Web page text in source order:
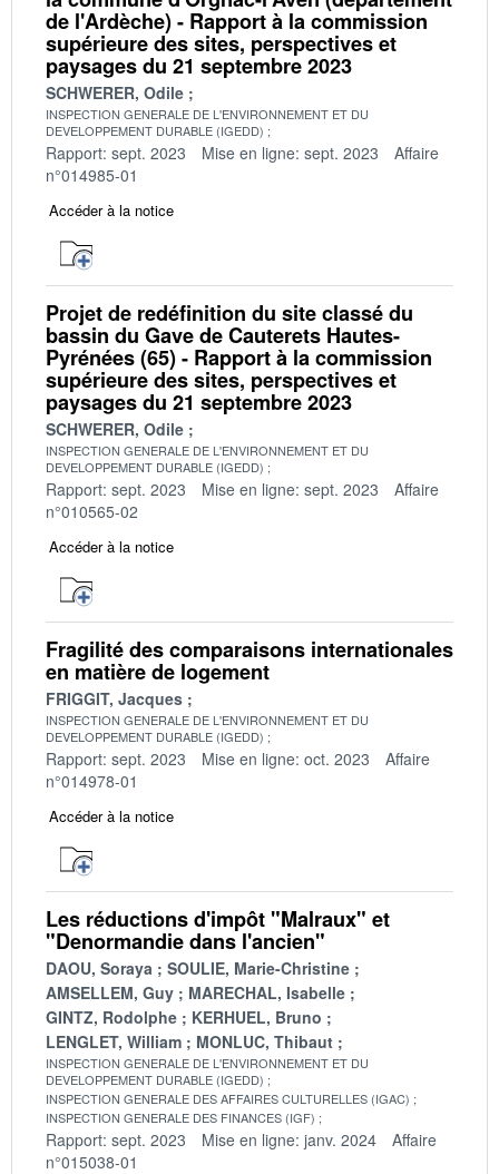
de l'Ardèche) - Rapport à la commission
supérieure des sites, perspectives et
paysages du 21 septembre 2023
SCHWERER, Odile
INSPECTION GENERALE DE L'ENVIRONNEMENT ET DU
DEVELOPPEMENT DURABLE (IGEDD)
Rapport: sept. 2023 Mise en ligne: sept. 2023
Affaire
n°014985-01
Accéder à la notice
Projet de redéfinition du site classé du
bassin du Gave de Cauterets Hautes-
Pyrénées (65) - Rapport à la commission
supérieure des sites, perspectives et
paysages du 21 septembre 2023
SCHWERER, Odile
INSPECTION GENERALE DE L'ENVIRONNEMENT ET DU
DEVELOPPEMENT DURABLE (IGEDD)
Rapport: sept. 2023 Mise en ligne: sept. 2023
Affaire
n°010565-02
Accéder à la notice
Fragilité des comparaisons internationales
en matière de logement
FRIGGIT, Jacques
INSPECTION GENERALE DE L'ENVIRONNEMENT ET DU
DEVELOPPEMENT DURABLE (IGEDD)
Rapport: sept. 2023 Mise en ligne: oct. 2023
Affaire
n°014978-01
Accéder à la notice
Les réductions d'impôt "Malraux" et
"Denormandie dans l'ancien"
DAOU, Soraya
SOULIE, Marie-Christine
AMSELLEM, Guy
MARECHAL, Isabelle
GINTZ, Rodolphe
KERHUEL, Bruno
LENGLET, William
MONLUC, Thibaut
INSPECTION GENERALE DE L'ENVIRONNEMENT ET DU
DEVELOPPEMENT DURABLE (IGEDD)
INSPECTION GENERALE DES AFFAIRES CULTURELLES (IGAC)
INSPECTION GENERALE DES FINANCES (IGF)
Rapport: sept. 2023 Mise en ligne: janv. 2024
Affaire
n°015038-01